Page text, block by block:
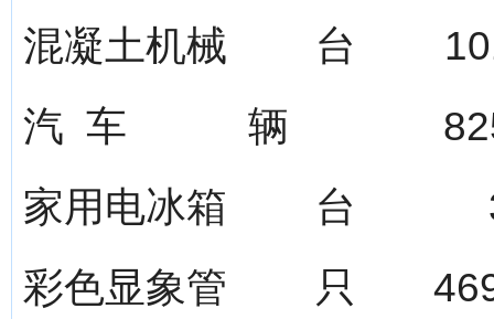
混凝土机械 台
汽 车 辆
家用电冰箱 台
彩色显象管 只